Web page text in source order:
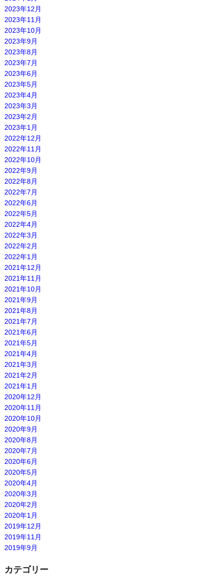
2023年12月
2023年11月
2023年10月
2023年9月
2023年8月
2023年7月
2023年6月
2023年5月
2023年4月
2023年3月
2023年2月
2023年1月
2022年12月
2022年11月
2022年10月
2022年9月
2022年8月
2022年7月
2022年6月
2022年5月
2022年4月
2022年3月
2022年2月
2022年1月
2021年12月
2021年11月
2021年10月
2021年9月
2021年8月
2021年7月
2021年6月
2021年5月
2021年4月
2021年3月
2021年2月
2021年1月
2020年12月
2020年11月
2020年10月
2020年9月
2020年8月
2020年7月
2020年6月
2020年5月
2020年4月
2020年3月
2020年2月
2020年1月
2019年12月
2019年11月
2019年9月
カテゴリー